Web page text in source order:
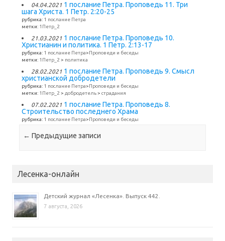
04.04.2021 1 послание Петра. Проповедь 11. Три
шага Христа. 1 Петр. 2:20-25
рубрика: 1 послание Петра
метки: 1Петр_2
21.03.2021 1 послание Петра. Проповедь 10.
Христианин и политика. 1 Петр. 2:13-17
рубрика: 1 послание Петра>Проповеди и беседы
метки: 1Петр_2 > политика
28.02.2021 1 послание Петра. Проповедь 9. Смысл
христианской добродетели
рубрика: 1 послание Петра>Проповеди и беседы
метки: 1Петр_2 > добродетель> страдания
07.02.2021 1 послание Петра. Проповедь 8.
Строительство последнего Храма
рубрика: 1 послание Петра>Проповеди и беседы
Навигация по записям
← Предыдущие записи
Лесенка-онлайн
Детский журнал «Лесенка». Выпуск 442.
7 августа, 2026